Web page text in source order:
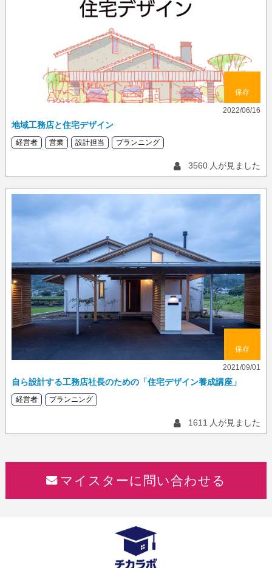
保存
2022/06/16
地域工務店と住宅デザイン
経営者 営業 設計担当 プランニング
3560 人が見ました
保存
2021/09/01
自ら設計する工務店社長のための「住宅デザイン養成講座」
経営者 プランニング
1611 人が見ました
マイスターに問い合わせる